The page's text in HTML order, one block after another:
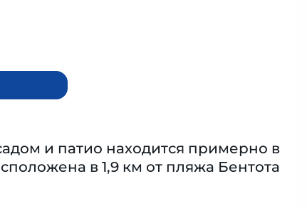
и патио находится примерно в
в 1,9 км от пляжа Бентота